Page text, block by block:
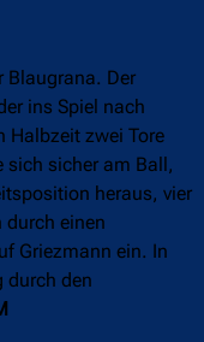
Blaugrana. Der
ins Spiel nach
Halbzeit zwei Tore
sich sicher am Ball,
heraus, vier
durch einen
Griezmann ein. In
durch den